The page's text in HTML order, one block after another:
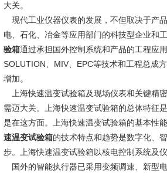
大关。
现代工业仪器仪表的发展，不但取决于产
电、石化、冶金等应用部门的科技型企业和
验箱通过承担国外控制系统和产品的工程应
SOLUTION、MIV、EPC等技术和工程总成
增加。
上海快速温变试验箱及现场仪表和关键精
需迈大关。上海快速温变试验箱的总体特征
是在这方面。上海快速温变试验箱的基本性
速温变试验箱的技术特点和趋势是数字化、
步。上海快速温变试验箱以核电控制系统及
国外的智能执行器已采用变频调速、新型